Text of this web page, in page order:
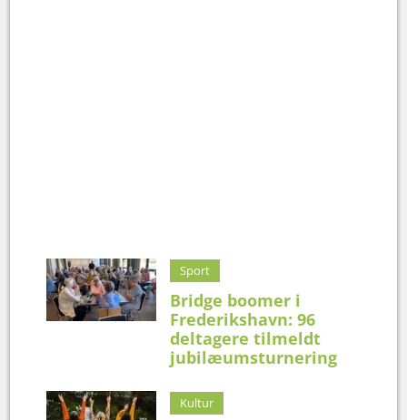
Sport
Bridge boomer i
Frederikshavn: 96
deltagere tilmeldt
jubilæumsturnering
Kultur